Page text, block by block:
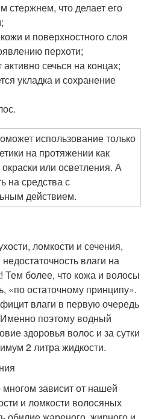
стержнем, что делает его
и поверхностного слоя
перхоти;
сечься на концах;
укладка и сохранение
использование только
на протяжении как
или осветления. А
на средства с
действием.
ломкости и сечения,
влаги на
Тем более, что кожа и волосы
«по остаточному принципу».
влаги в первую очередь
поэтому водный
здоровья волос и за сутки
2 литра жидкости.
зависит от нашей
и ломкости волосяных